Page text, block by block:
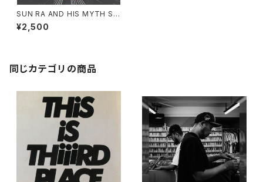
SUN RA AND HIS MYTH SC
IENCE SOLAR ARKESTRA /
SLEEPING BEAUTY "LP" (開
¥2,500
同じカテゴリの商品